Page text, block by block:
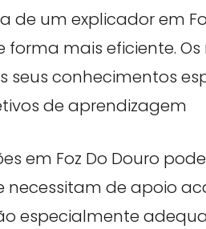
de um explicador em
forma mais eficiente.
seus conhecimentos
de aprendizagem
em Foz Do Douro
necessitam de apoio
especialmente